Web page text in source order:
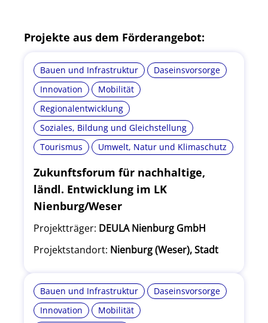
Projekte aus dem Förderangebot:
Bauen und Infrastruktur
Daseinsvorsorge
Innovation
Mobilität
Regionalentwicklung
Soziales, Bildung und Gleichstellung
Tourismus
Umwelt, Natur und Klimaschutz
Zukunftsforum für nachhaltige,
ländl. Entwicklung im LK
Nienburg/Weser
Projektträger: DEULA Nienburg GmbH
Projektstandort: Nienburg (Weser), Stadt
Bauen und Infrastruktur
Daseinsvorsorge
Innovation
Mobilität